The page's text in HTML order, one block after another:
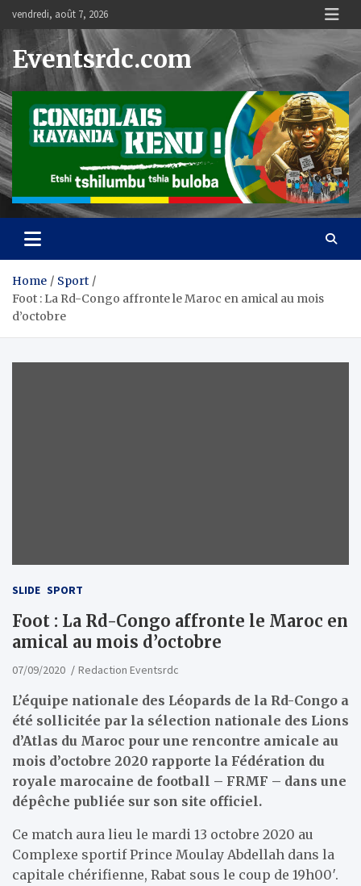
content
vendredi, août 7, 2026
Eventsrdc.com
Home
Sport
Foot : La Rd-Congo affronte le Maroc en amical au mois
d’octobre
SLIDE SPORT
Foot : La Rd-Congo affronte le Maroc en
amical au mois d’octobre
07/09/2020 Redaction Eventsrdc
L’équipe nationale des Léopards de la Rd-Congo a
été sollicitée par la sélection nationale des Lions
d’Atlas du Maroc pour une rencontre amicale au
mois d’octobre 2020 rapporte la Fédération du
royale marocaine de football – FRMF – dans une
dépêche publiée sur son site officiel.
Ce match aura lieu le mardi 13 octobre 2020 au
Complexe sportif Prince Moulay Abdellah dans la
capitale chérifienne, Rabat sous le coup de 19h00′.